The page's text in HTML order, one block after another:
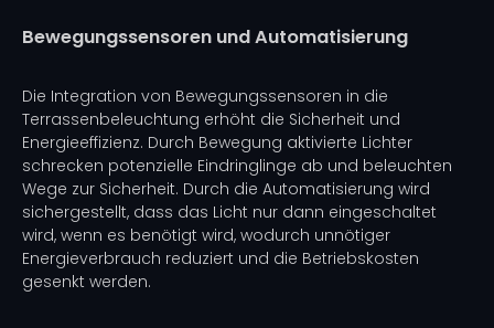
Bewegungssensoren und Automatisierung
Die Integration von Bewegungssensoren in die
Terrassenbeleuchtung erhöht die Sicherheit und
Energieeffizienz. Durch Bewegung aktivierte Lichter
schrecken potenzielle Eindringlinge ab und beleuchten
Wege zur Sicherheit. Durch die Automatisierung wird
sichergestellt, dass das Licht nur dann eingeschaltet
wird, wenn es benötigt wird, wodurch unnötiger
Energieverbrauch reduziert und die Betriebskosten
gesenkt werden.